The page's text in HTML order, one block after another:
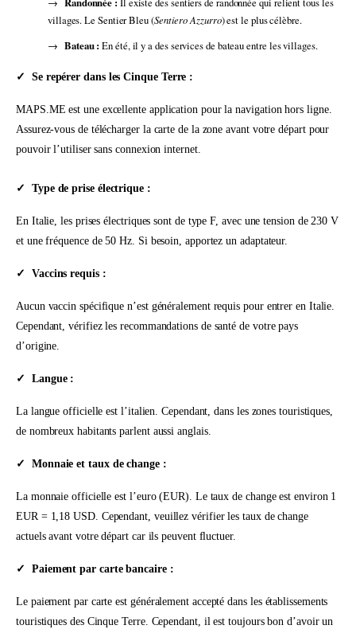
villages. Le Sentier Bleu (Sentiero Azzurro) est le plus célèbre.
Bateau : En été, il y a des services de bateau entre les villages.
Se repérer dans les Cinque Terre :
MAPS.ME est une excellente application pour la navigation hors ligne.
Assurez-vous de télécharger la carte de la zone avant votre départ pour
pouvoir l’utiliser sans connexion internet.
Type de prise électrique :
En Italie, les prises électriques sont de type F, avec une tension de 230 V
et une fréquence de 50 Hz. Si besoin, apportez un adaptateur.
Vaccins requis :
Aucun vaccin spécifique n’est généralement requis pour entrer en Italie.
Cependant, vérifiez les recommandations de santé de votre pays
d’origine.
Langue :
La langue officielle est l’italien. Cependant, dans les zones touristiques,
de nombreux habitants parlent aussi anglais.
Monnaie et taux de change :
La monnaie officielle est l’euro (EUR). Le taux de change est environ 1
EUR = 1,18 USD. Cependant, veuillez vérifier les taux de change
actuels avant votre départ car ils peuvent fluctuer.
Paiement par carte bancaire :
Le paiement par carte est généralement accepté dans les établissements
touristiques des Cinque Terre. Cependant, il est toujours bon d’avoir un